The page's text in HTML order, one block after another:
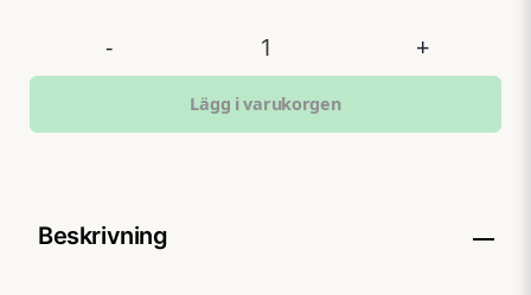
- +
Lägg i varukorgen
Beskrivning